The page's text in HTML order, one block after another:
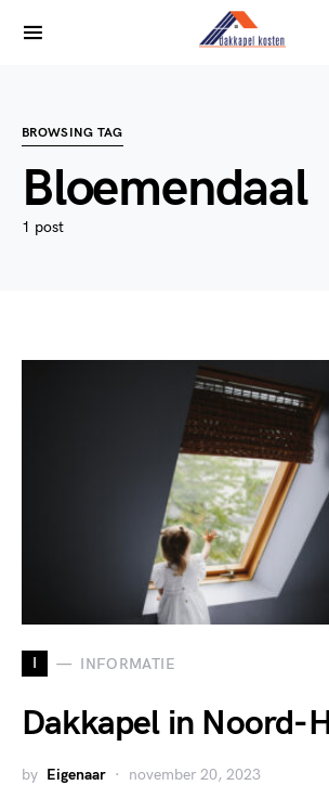
BROWSING TAG
Bloemendaal
1 post
I INFORMATIE
Dakkapel in Noord-
by Eigenaar november 20, 2023